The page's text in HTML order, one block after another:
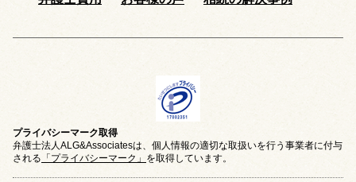
プライバシーマーク取得
弁護士法人ALG&Associatesは、個人情報の適切な取扱いを行う事業者に付与
される 「プライバシーマーク」 を取得しています。